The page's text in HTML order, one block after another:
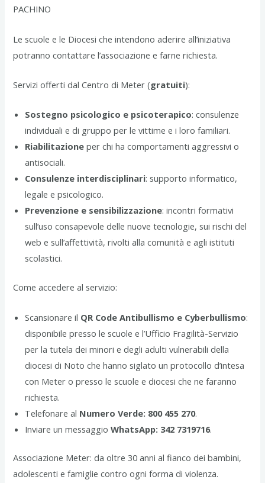
PACHINO
Le scuole e le Diocesi che intendono aderire all’iniziativa
potranno contattare l’associazione e farne richiesta.
Servizi offerti dal Centro di Meter (gratuiti):
Sostegno psicologico e psicoterapico: consulenze
individuali e di gruppo per le vittime e i loro familiari.
Riabilitazione per chi ha comportamenti aggressivi o
antisociali.
Consulenze interdisciplinari: supporto informatico,
legale e psicologico.
Prevenzione e sensibilizzazione: incontri formativi
sull’uso consapevole delle nuove tecnologie, sui rischi del
web e sull’affettività, rivolti alla comunità e agli istituti
scolastici.
Come accedere al servizio:
Scansionare il QR Code Antibullismo e Cyberbullismo:
disponibile presso le scuole e l’Ufficio Fragilità-Servizio
per la tutela dei minori e degli adulti vulnerabili della
diocesi di Noto che hanno siglato un protocollo d’intesa
con Meter o presso le scuole e diocesi che ne faranno
richiesta.
Telefonare al Numero Verde: 800 455 270.
Inviare un messaggioWhatsApp: 342 7319716.
Associazione Meter: da oltre 30 anni al fianco dei bambini,
adolescenti e famiglie contro ogni forma di violenza.